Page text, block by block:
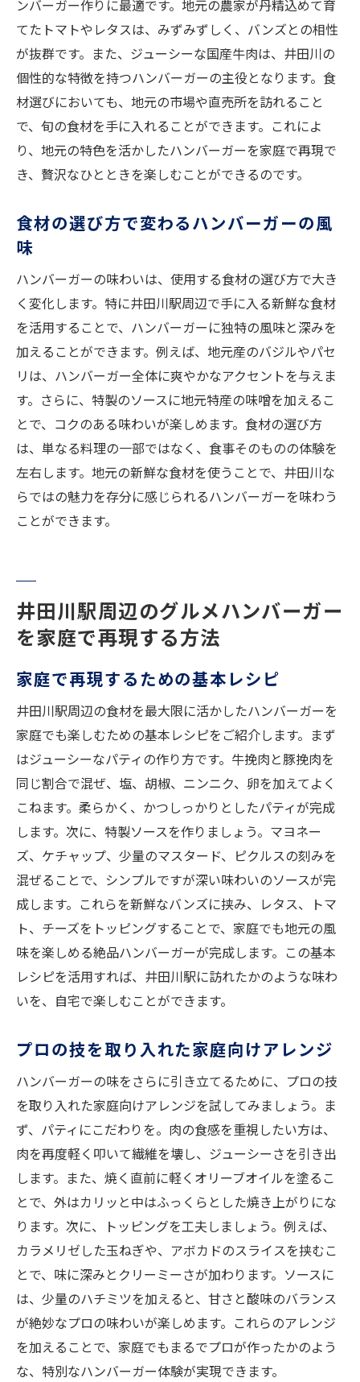
再現レシピで味わう地元の味
調理過程でのポイントと注意点
井田川の文化を感じるハンバーガー
再現レシピの活用法と楽しみ方
ンバーガー作りに最適です。地元の農家が丹精込めて育
てたトマトやレタスは、みずみずしく、バンズとの相性
が抜群です。また、ジューシーな国産牛肉は、井田川の
個性的な特徴を持つハンバーガーの主役となります。食
材選びにおいても、地元の市場や直売所を訪れること
で、旬の食材を手に入れることができます。これによ
り、地元の特色を活かしたハンバーガーを家庭で再現で
き、贅沢なひとときを楽しむことができるのです。
食材の選び方で変わるハンバーガーの風
味
ハンバーガーの味わいは、使用する食材の選び方で大き
く変化します。特に井田川駅周辺で手に入る新鮮な食材
を活用することで、ハンバーガーに独特の風味と深みを
加えることができます。例えば、地元産のバジルやパセ
リは、ハンバーガー全体に爽やかなアクセントを与えま
す。さらに、特製のソースに地元特産の味噌を加えるこ
とで、コクのある味わいが楽しめます。食材の選び方
は、単なる料理の一部ではなく、食事そのものの体験を
左右します。地元の新鮮な食材を使うことで、井田川な
らではの魅力を存分に感じられるハンバーガーを味わう
ことができます。
井田川駅周辺のグルメハンバーガー
を家庭で再現する方法
家庭で再現するための基本レシピ
井田川駅周辺の食材を最大限に活かしたハンバーガーを
家庭でも楽しむための基本レシピをご紹介します。まず
はジューシーなパティの作り方です。牛挽肉と豚挽肉を
同じ割合で混ぜ、塩、胡椒、ニンニク、卵を加えてよく
こねます。柔らかく、かつしっかりとしたパティが完成
します。次に、特製ソースを作りましょう。マヨネー
ズ、ケチャップ、少量のマスタード、ピクルスの刻みを
混ぜることで、シンプルですが深い味わいのソースが完
成します。これらを新鮮なバンズに挟み、レタス、トマ
ト、チーズをトッピングすることで、家庭でも地元の風
味を楽しめる絶品ハンバーガーが完成します。この基本
レシピを活用すれば、井田川駅に訪れたかのような味わ
いを、自宅で楽しむことができます。
プロの技を取り入れた家庭向けアレンジ
ハンバーガーの味をさらに引き立てるために、プロの技
を取り入れた家庭向けアレンジを試してみましょう。ま
ず、パティにこだわりを。肉の食感を重視したい方は、
肉を再度軽く叩いて繊維を壊し、ジューシーさを引き出
します。また、焼く直前に軽くオリーブオイルを塗るこ
とで、外はカリッと中はふっくらとした焼き上がりにな
ります。次に、トッピングを工夫しましょう。例えば、
カラメリゼした玉ねぎや、アボカドのスライスを挟むこ
とで、味に深みとクリーミーさが加わります。ソースに
は、少量のハチミツを加えると、甘さと酸味のバランス
が絶妙なプロの味わいが楽しめます。これらのアレンジ
を加えることで、家庭でもまるでプロが作ったかのよう
な、特別なハンバーガー体験が実現できます。